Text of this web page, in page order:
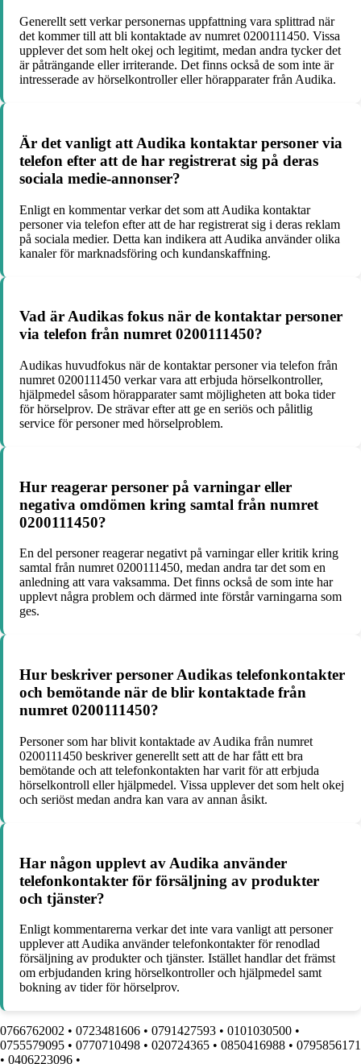
Generellt sett verkar personernas uppfattning vara splittrad när
det kommer till att bli kontaktade av numret 0200111450. Vissa
upplever det som helt okej och legitimt, medan andra tycker det
är påträngande eller irriterande. Det finns också de som inte är
intresserade av hörselkontroller eller hörapparater från Audika.
Är det vanligt att Audika kontaktar personer via
telefon efter att de har registrerat sig på deras
sociala medie-annonser?
Enligt en kommentar verkar det som att Audika kontaktar
personer via telefon efter att de har registrerat sig i deras reklam
på sociala medier. Detta kan indikera att Audika använder olika
kanaler för marknadsföring och kundanskaffning.
Vad är Audikas fokus när de kontaktar personer
via telefon från numret 0200111450?
Audikas huvudfokus när de kontaktar personer via telefon från
numret 0200111450 verkar vara att erbjuda hörselkontroller,
hjälpmedel såsom hörapparater samt möjligheten att boka tider
för hörselprov. De strävar efter att ge en seriös och pålitlig
service för personer med hörselproblem.
Hur reagerar personer på varningar eller
negativa omdömen kring samtal från numret
0200111450?
En del personer reagerar negativt på varningar eller kritik kring
samtal från numret 0200111450, medan andra tar det som en
anledning att vara vaksamma. Det finns också de som inte har
upplevt några problem och därmed inte förstår varningarna som
ges.
Hur beskriver personer Audikas telefonkontakter
och bemötande när de blir kontaktade från
numret 0200111450?
Personer som har blivit kontaktade av Audika från numret
0200111450 beskriver generellt sett att de har fått ett bra
bemötande och att telefonkontakten har varit för att erbjuda
hörselkontroll eller hjälpmedel. Vissa upplever det som helt okej
och seriöst medan andra kan vara av annan åsikt.
Har någon upplevt av Audika använder
telefonkontakter för försäljning av produkter
och tjänster?
Enligt kommentarerna verkar det inte vara vanligt att personer
upplever att Audika använder telefonkontakter för renodlad
försäljning av produkter och tjänster. Istället handlar det främst
om erbjudanden kring hörselkontroller och hjälpmedel samt
bokning av tider för hörselprov.
0766762002 • 0723481606 • 0791427593 • 0101030500 •
0755579095 • 0770710498 • 020724365 • 0850416988 • 0795856171
• 0406223096 •